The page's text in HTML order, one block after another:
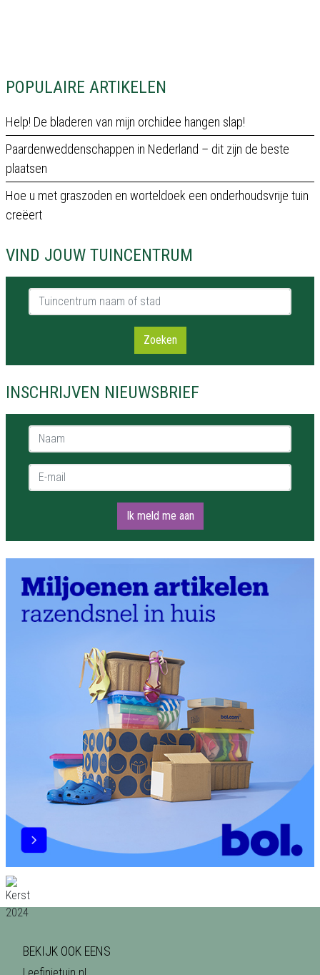
POPULAIRE ARTIKELEN
Help! De bladeren van mijn orchidee hangen slap!
Paardenweddenschappen in Nederland – dit zijn de beste
plaatsen
Hoe u met graszoden en worteldoek een onderhoudsvrije tuin
creëert
VIND JOUW TUINCENTRUM
Tuincentrum naam of stad
Zoeken
INSCHRIJVEN NIEUWSBRIEF
Naam *
E-mail *
Ik meld me aan
BEKIJK OOK EENS